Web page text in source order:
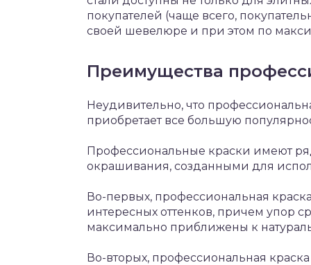
покупателей (чаще всего,
своей шевелюре и при этом по
Преимущества
Неудивительно, что
приобретает все большую
Профессиональные краски имеют
окрашивания, созданными для
Во-первых, профессиональная
интересных оттенков, причем упор
максимально приближены к
Во-вторых, профессиональная